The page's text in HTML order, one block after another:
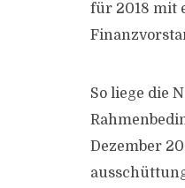
für 2018 mit
So liege die
Dezember